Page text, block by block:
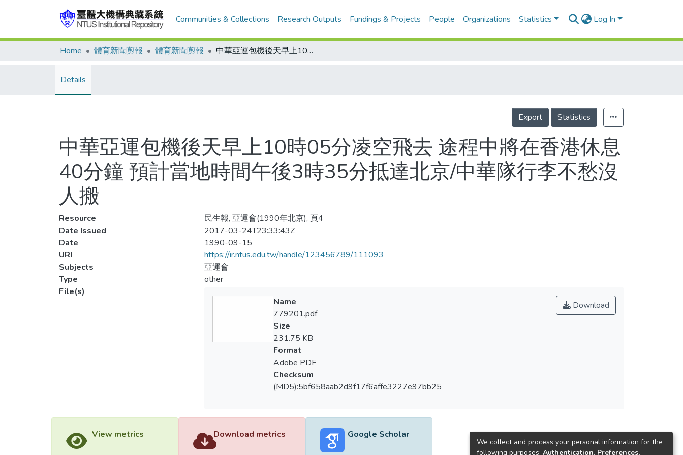
Communities & Collections Research Outputs Fundings & Projects People Organizations Statistics Log In
Home 體育新聞剪報 體育新聞剪報 中華亞運包機後天早上10時05分凌空飛去 途程中將在香港休息40分鐘 預計當地時間午後3時35分抵達北京/中華隊行李不愁沒人搬
Details
Export Statistics
中華亞運包機後天早上10時05分凌空飛去 途程中將在香港休息
40分鐘 預計當地時間午後3時35分抵達北京/中華隊行李不愁沒
人搬
Resource
民生報, 亞運會(1990年北京), 頁4
Date Issued
2017-03-24T23:33:43Z
Date
1990-09-15
URI
https://ir.ntus.edu.tw/handle/123456789/111093
Subjects
亞運會
Type
other
File(s)
Download
Name
779201.pdf
Size
231.75 KB
Format
Adobe PDF
Checksum
(MD5):5bf658aab2d9f17f6affe3227e97bb25
View metrics Download metrics Google Scholar
We collect and process your personal information for the
following purposes: Authentication, Preferences,